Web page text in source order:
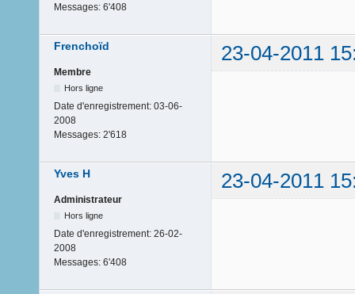
Messages: 6'408
Frenchoïd 23-04-2011
Membre
Hors ligne
Date d'enregistrement: 03-06-
2008
Messages: 2'618
Yves H 23-04-2011
Administrateur
Hors ligne
Date d'enregistrement: 26-02-
2008
Messages: 6'408